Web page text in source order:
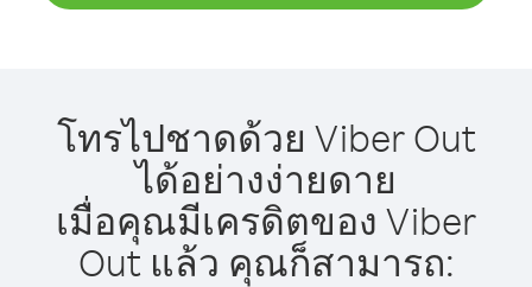
โทรไปชาดด้วย Viber Out
ได้อย่างง่ายดาย
เมื่อคุณมีเครดิตของ Viber
Out แล้ว คุณก็สามารถ: